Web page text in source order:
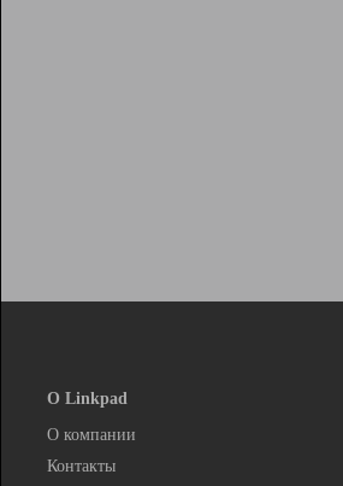
О Linkpad
О компании
Контакты